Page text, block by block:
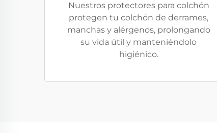
Nuestros protectores para colchón
protegen tu colchón de derrames,
manchas y alérgenos, prolongando
su vida útil y manteniéndolo
higiénico.